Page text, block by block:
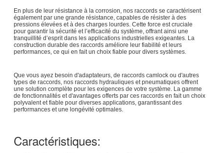
En plus de leur résistance à la corrosion, nos raccords se caractérisent
également par une grande résistance, capables de résister à des
pressions élevées et à des charges lourdes. Cette force est cruciale
pour garantir la sécurité et l’efficacité du système, offrant ainsi une
tranquillité d’esprit dans les applications industrielles exigeantes. La
construction durable des raccords améliore leur fiabilité et leurs
performances, ce qui en fait un choix fiable pour divers systèmes.
Que vous ayez besoin d'adaptateurs, de raccords camlock ou d'autres
types de raccords, nos raccords hydrauliques et pneumatiques offrent
une solution complète pour les exigences de votre système. La gamme
de fonctionnalités et d'avantages offerts par ces raccords en fait un choix
polyvalent et fiable pour diverses applications, garantissant des
performances et une longévité optimales.
Caractéristiques: